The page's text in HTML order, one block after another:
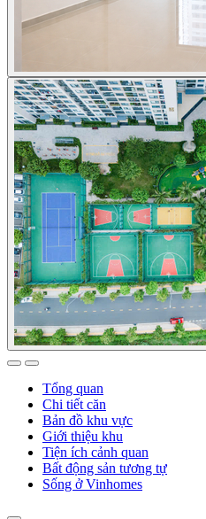
Tổng quan
Chi tiết căn
Bản đồ khu vực
Giới thiệu khu
Tiện ích cảnh quan
Bất động sản tương tự
Sống ở Vinhomes